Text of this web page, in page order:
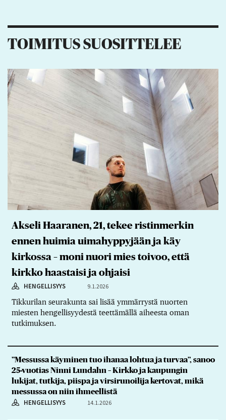
TOIMITUS SUOSITTELEE
Akseli Haaranen, 21, tekee ristinmerkin
ennen huimia uimahyppyjään ja käy
kirkossa – moni nuori mies toivoo, että
kirkko haastaisi ja ohjaisi
HENGELLISYYS 9.1.2026
Tikkurilan seurakunta sai lisää ymmärrystä nuorten
miesten hengellisyydestä teettämällä aiheesta oman
tutkimuksen.
”Messussa käyminen tuo ihanaa lohtua ja turvaa”, sanoo
25-vuotias Ninni Lundahn – Kirkko ja kaupungin
lukijat, tutkija, piispa ja virsirunoilija kertovat, mikä
messussa on niin ihmeellistä
HENGELLISYYS 14.1.2026